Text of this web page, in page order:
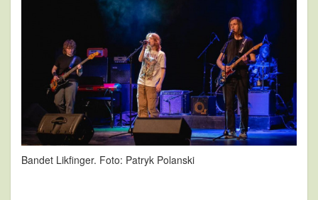
Bandet Likfinger. Foto: Patryk Polanski